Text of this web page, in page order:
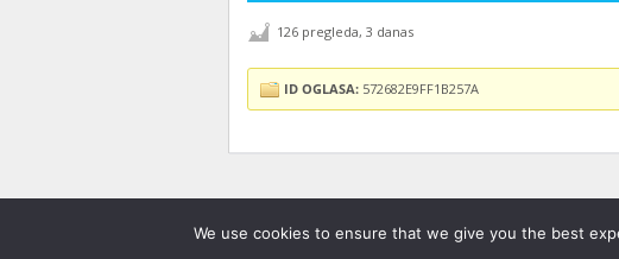
126 pregleda, 3 danas
ID OGLASA: 572682E9FF1B257A
©2013 - 2026 Moj Zrenjanin . Sva prava zadržana.
We use cookies to ensure that we give you the best